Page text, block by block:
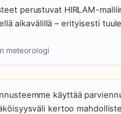
perustuvat HIRLAM-
aikavälillä – erityisesti
meteorologi
käyttää
kertoo